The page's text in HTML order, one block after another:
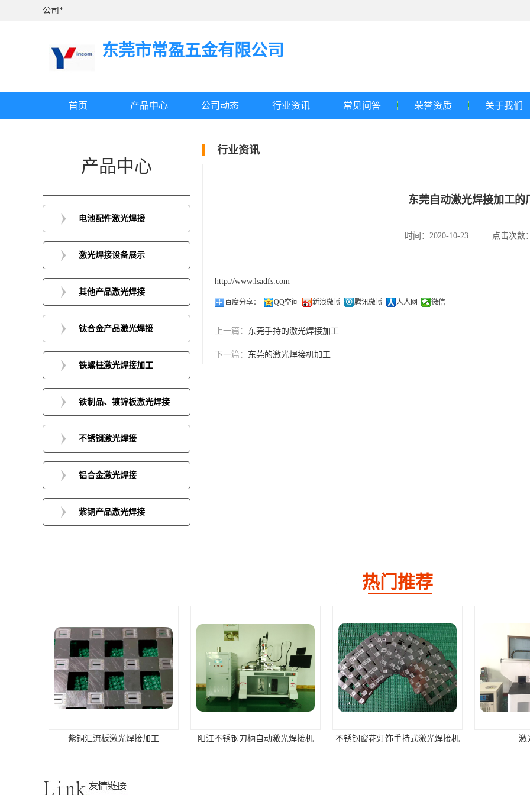
公司*
东莞市常盈五金有限公司
首页 产品中心 公司动态 行业资讯 常见问答 荣誉资质 关于我们
产品中心
电池配件激光焊接
激光焊接设备展示
其他产品激光焊接
钛合金产品激光焊接
铁螺柱激光焊接加工
铁制品、镀锌板激光焊接
不锈钢激光焊接
铝合金激光焊接
紫铜产品激光焊接
行业资讯
东莞自动激光焊接加工的
时间：2020-10-23 点击次数
http://www.lsadfs.com
百度分享： QQ空间 新浪微博 腾讯微博 人人网 微信
上一篇： 东莞手持的激光焊接加工
下一篇： 东莞的激光焊接机加工
热门推荐
紫铜汇流板激光焊接加工 阳江不锈钢刀柄自动激光焊接机 不锈钢窗花灯饰手持式激光焊接机 激